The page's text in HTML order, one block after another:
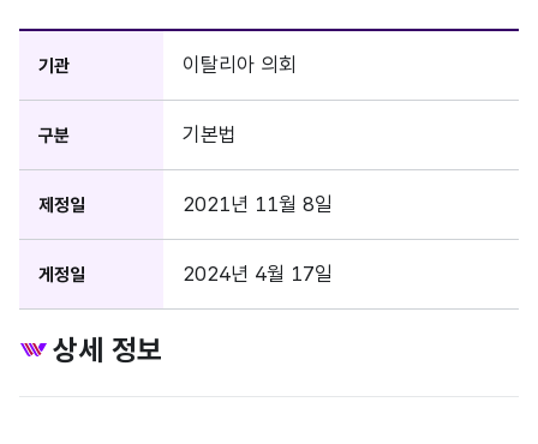
기관 이탈리아 의회
구분 기본법
제정일 2021년 11월 8일
게정일 2024년 4월 17일
상세 정보